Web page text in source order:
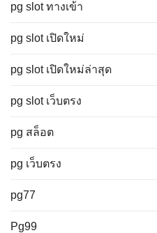
pg slot ทางเข้า
pg slot เปิดใหม่
pg slot เปิดใหม่ล่าสุด
pg slot เว็บตรง
pg สล็อต
pg เว็บตรง
pg77
Pg99